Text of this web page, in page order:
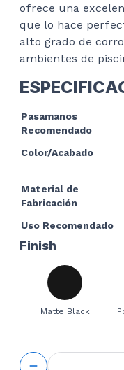
ofrece una
que lo hace
alto grado de
ambientes de
Pasamanos
Recomendado
Color/Acabado
Material de
Fabricación
Uso Recomendado
Finish
Matte Black
Handrail